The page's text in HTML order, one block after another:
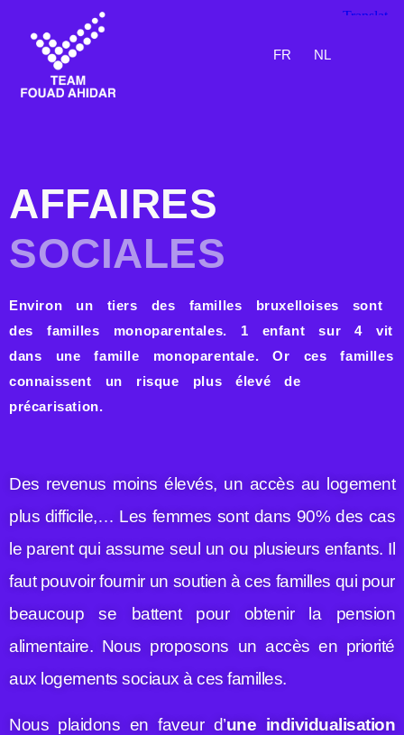
FR NL
AFFAIRES
AFFAIRES
SOCIALES​
Environ un tiers des familles bruxelloises sont
des familles monoparentales. 1 enfant sur 4 vit
dans une famille monoparentale. Or ces familles
connaissent un risque plus élevé de
précarisation.
Des revenus moins élevés, un accès au logement
plus difficile,… Les femmes sont dans 90% des cas
le parent qui assume seul un ou plusieurs enfants. Il
faut pouvoir fournir un soutien à ces familles qui pour
beaucoup se battent pour obtenir la pension
alimentaire. Nous proposons un accès en priorité
aux logements sociaux à ces familles.
Nous plaidons en faveur d’une individualisation